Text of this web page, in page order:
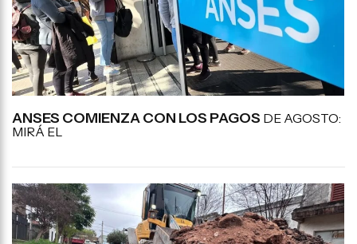
ANSES COMIENZA CON LOS PAGOS DE AGOSTO:
MIRÁ EL